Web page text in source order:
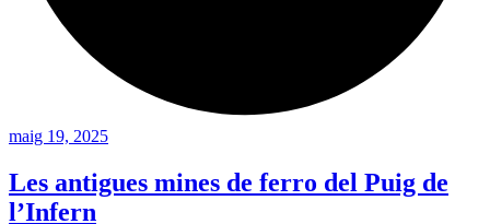
maig 19, 2025
Les antigues mines de ferro del Puig de
l’Infern